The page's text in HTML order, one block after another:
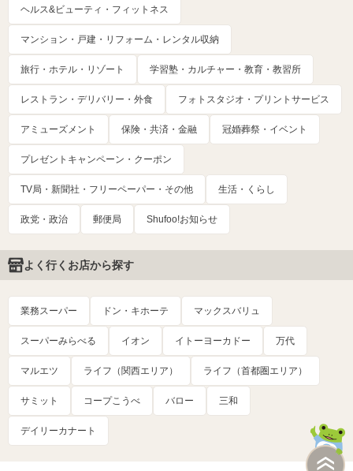
ヘルス&ビューティ・フィットネス
マンション・戸建・リフォーム・レンタル収納
旅行・ホテル・リゾート 学習塾・カルチャー・教育・教習所
レストラン・デリバリー・外食 フォトスタジオ・プリントサービス
アミューズメント 保険・共済・金融 冠婚葬祭・イベント
プレゼントキャンペーン・クーポン
TV局・新聞社・フリーペーパー・その他 生活・くらし
政党・政治 郵便局 Shufoo!お知らせ
よく行くお店から探す
業務スーパー ドン・キホーテ マックスバリュ
スーパーみらべる イオン イトーヨーカドー 万代
マルエツ ライフ（関西エリア） ライフ（首都圏エリア）
サミット コープこうべ バロー 三和
デイリーカナート